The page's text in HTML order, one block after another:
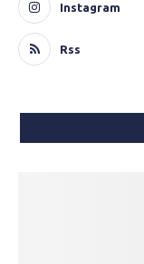
Instagram
Rss